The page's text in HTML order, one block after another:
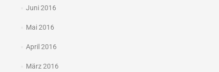
Juni 2016
Mai 2016
April 2016
März 2016